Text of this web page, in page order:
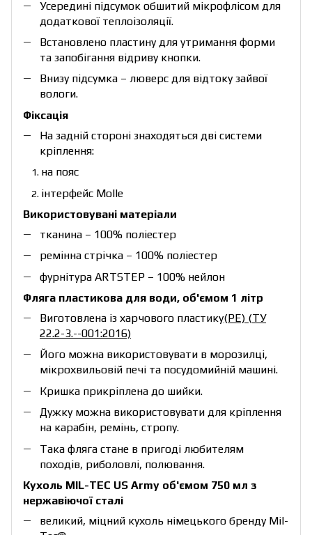
Усередині підсумок обшитий мікрофлісом для
додаткової теплоізоляції.
Встановлено пластину для утримання форми
та запобігання відриву кнопки.
Внизу підсумка – люверс для відтоку зайвої
вологи.
Фіксація
На задній стороні знаходяться дві системи
кріплення:
на пояс
інтерфейс Molle
Використовувані матеріали
тканина – 100% поліестер
ремінна стрічка – 100% поліестер
фурнітура ARTSTEP – 100% нейлон
Фляга пластикова для води, об'ємом 1 літр
Виготовлена із харчового пластику(PE) (ТУ
22.2-3.--001:2016)
Його можна використовувати в морозилці,
мікрохвильовій печі та посудомийній машині.
Кришка прикріплена до шийки.
Дужку можна використовувати для кріплення
на карабін, ремінь, стропу.
Така фляга стане в пригоді любителям
походів, риболовлі, полювання.
Кухоль MIL-TEC US Army об'ємом 750 мл з
нержавіючої сталі
великий, міцний кухоль німецького бренду Mil-